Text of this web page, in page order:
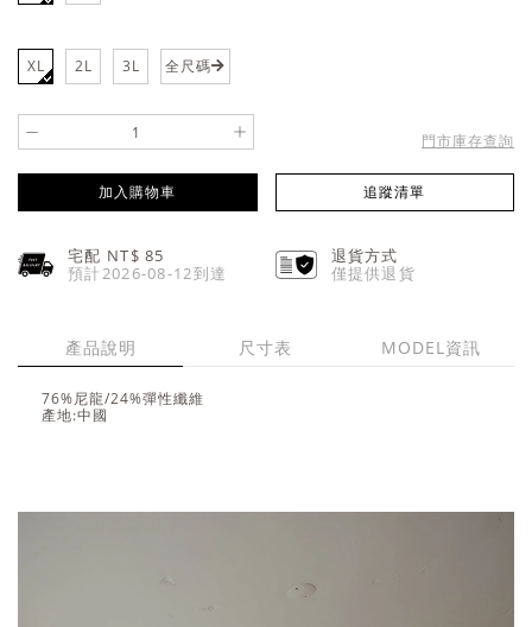
XL 2L 3L 全尺碼
- + 門市庫存查詢
加入購物車 追蹤清單
宅配 NT$85
預計2026-08-12到達
退貨方式
僅提供退貨
產品說明 尺寸表 MODEL資訊
76%尼龍/24%彈性纖維
產地:中國